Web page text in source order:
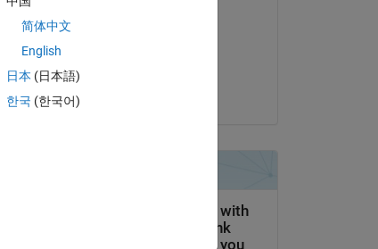
Acceptée :
简体中文
English
日本 (日本語)
한국 (한국어)